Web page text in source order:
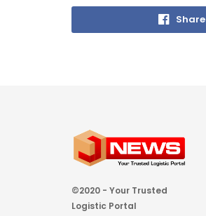
Share
©2020 - Your Trusted
Logistic Portal